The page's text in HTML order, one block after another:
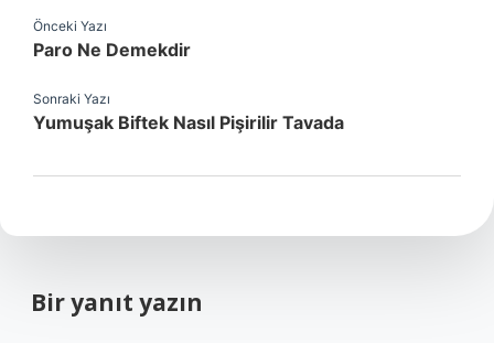
Önceki Yazı
Paro Ne Demekdir
Sonraki Yazı
Yumuşak Biftek Nasıl Pişirilir Tavada
Bir yanıt yazın